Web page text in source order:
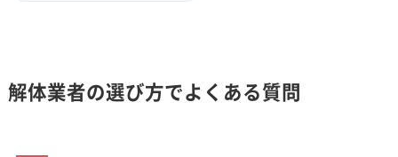
解体業者の選び方でよくある質問